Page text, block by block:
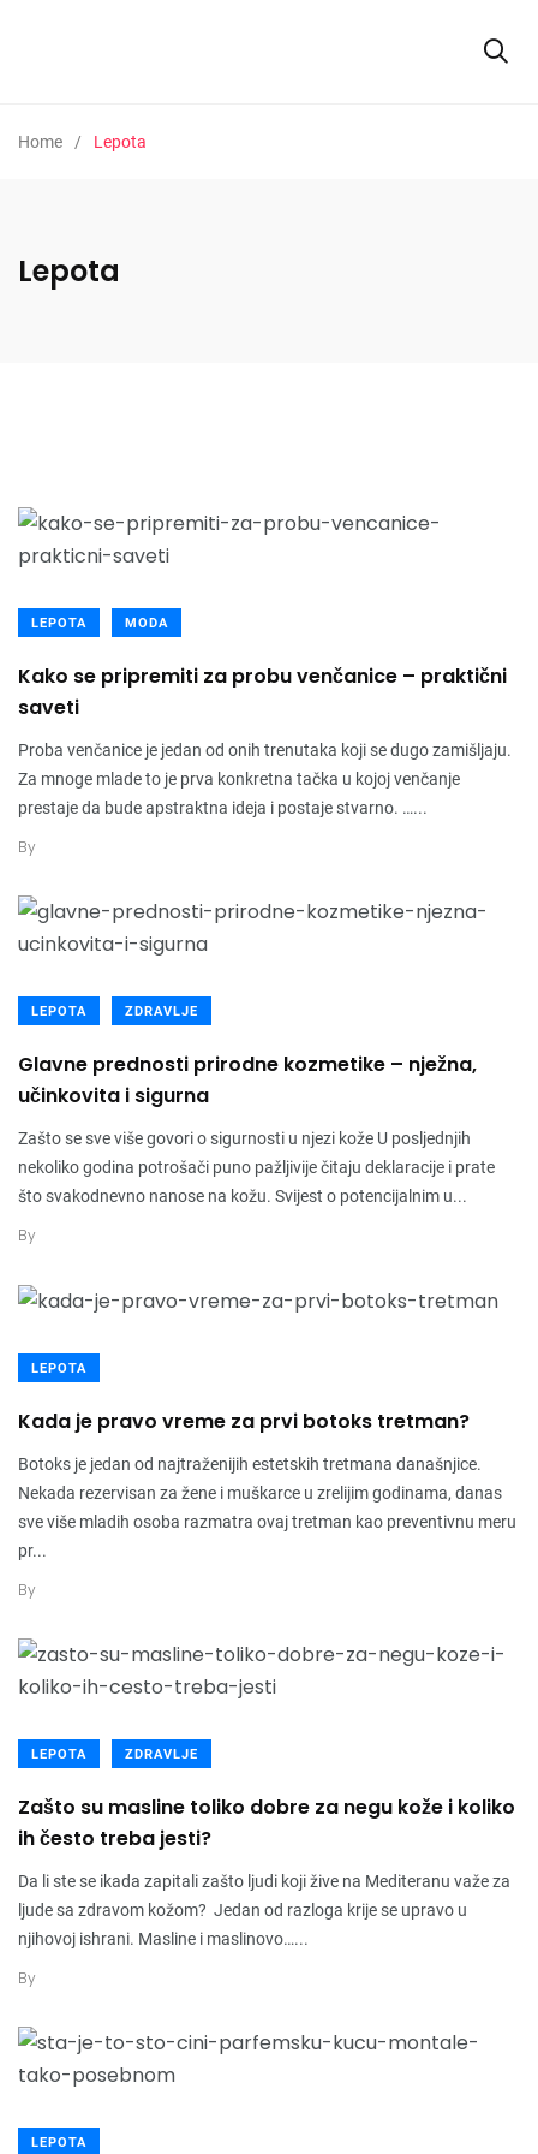
Home Lepota
Lepota
LEPOTA MODA
Kako se pripremiti za probu venčanice – praktični
saveti
Proba venčanice je jedan od onih trenutaka koji se dugo zamišljaju.
Za mnoge mlade to je prva konkretna tačka u kojoj venčanje
prestaje da bude apstraktna ideja i postaje stvarno. …...
By
LEPOTA ZDRAVLJE
Glavne prednosti prirodne kozmetike – nježna,
učinkovita i sigurna
Zašto se sve više govori o sigurnosti u njezi kože U posljednjih
nekoliko godina potrošači puno pažljivije čitaju deklaracije i prate
što svakodnevno nanose na kožu. Svijest o potencijalnim u...
By
LEPOTA
Kada je pravo vreme za prvi botoks tretman?
Botoks je jedan od najtraženijih estetskih tretmana današnjice.
Nekada rezervisan za žene i muškarce u zrelijim godinama, danas
sve više mladih osoba razmatra ovaj tretman kao preventivnu meru
pr...
By
LEPOTA ZDRAVLJE
Zašto su masline toliko dobre za negu kože i koliko
ih često treba jesti?
Da li ste se ikada zapitali zašto ljudi koji žive na Mediteranu važe za
ljude sa zdravom kožom? Jedan od razloga krije se upravo u
njihovoj ishrani. Masline i maslinovo…...
By
LEPOTA